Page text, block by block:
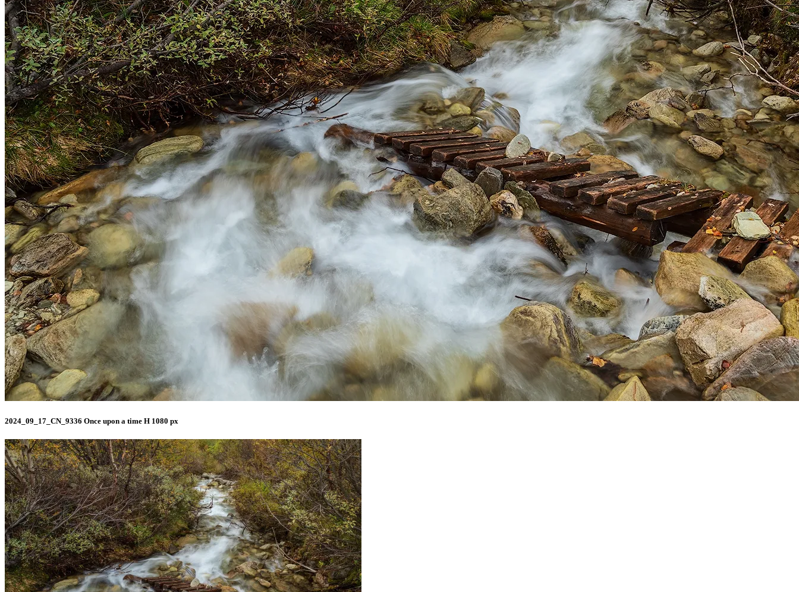
2024_09_17_CN_9336 Once upon a time H 1080 px